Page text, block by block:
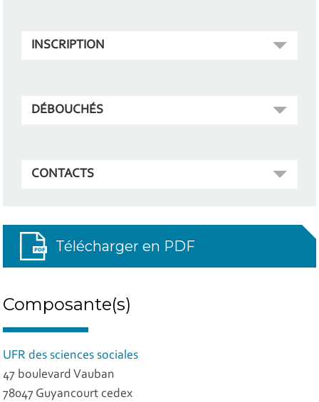
INSCRIPTION
DÉBOUCHÉS
CONTACTS
Télécharger en PDF
Composante(s)
UFR des sciences sociales
47 boulevard Vauban
78047 Guyancourt cedex